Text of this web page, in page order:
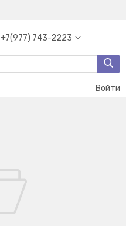
+7(977) 743-2223
Войти